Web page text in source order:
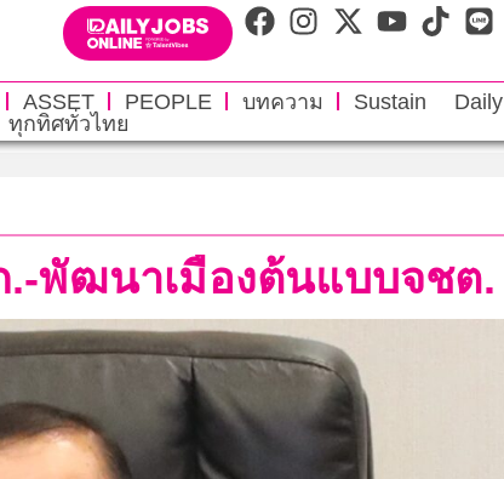
ASSET PEOPLE บทความ Sustain Daily
ทุกทิศทั่วไทย
.-พัฒนาเมืองต้นแบบจชต.